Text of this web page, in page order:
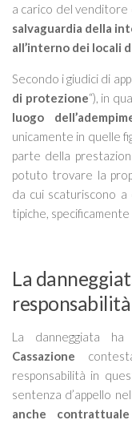
a carico del venditore
salvaguardia della
all’interno dei locali
Secondo i giudici di
di protezione“), in
luogo
unicamente in quelle
parte della
potuto trovare la
da cui scaturiscono
tipiche,
La
La danneggiata
Cassazione
responsabilità in
sentenza d’appello
anche contrattuale